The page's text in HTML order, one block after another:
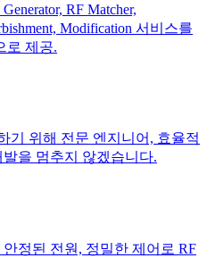
RF Matcher,
Modification 서비스를
로 제공.
기 위해 전문 엔지니어, 효율적
을 멈추지 않겠습니다.
정된 전원, 정밀한 제어로 RF